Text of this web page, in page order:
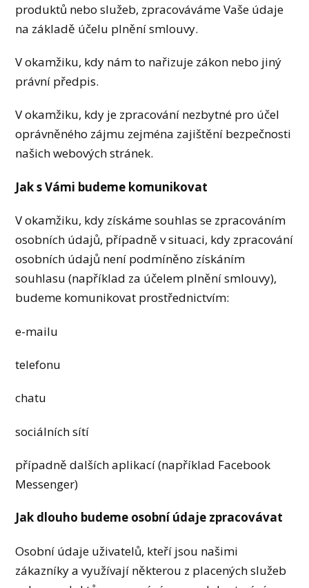
produktů nebo služeb, zpracováváme Vaše údaje
na základě účelu plnění smlouvy.
V okamžiku, kdy nám to nařizuje zákon nebo jiný
právní předpis.
V okamžiku, kdy je zpracování nezbytné pro účel
oprávněného zájmu zejména zajištění bezpečnosti
našich webových stránek.
Jak s Vámi budeme komunikovat
V okamžiku, kdy získáme souhlas se zpracováním
osobních údajů, případně v situaci, kdy zpracování
osobních údajů není podmíněno získáním
souhlasu (například za účelem plnění smlouvy),
budeme komunikovat prostřednictvím:
e-mailu
telefonu
chatu
sociálních sítí
případně dalších aplikací (například Facebook
Messenger)
Jak dlouho budeme osobní údaje zpracovávat
Osobní údaje uživatelů, kteří jsou našimi
zákazníky a využívají některou z placených služeb